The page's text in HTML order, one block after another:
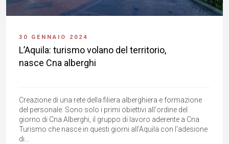
30 GENNAIO 2024
L’Aquila: turismo volano del territorio,
nasce Cna alberghi
Creazione di una rete della filiera alberghiera e formazione
del personale. Sono solo i primi obiettivi all'ordine del
giorno di Cna Alberghi, il gruppo di lavoro aderente a Cna
Turismo che nasce in questi giorni all'Aquila con l'adesione
di...